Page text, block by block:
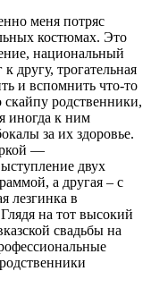
меня потряс
костюмах. Это
национальный
другу, трогательная
и вспомнить что-то
родственники,
иногда к ним
за их здоровье.
—
двух
а другая – с
лезгинка в
на тот высокий
свадьбы на